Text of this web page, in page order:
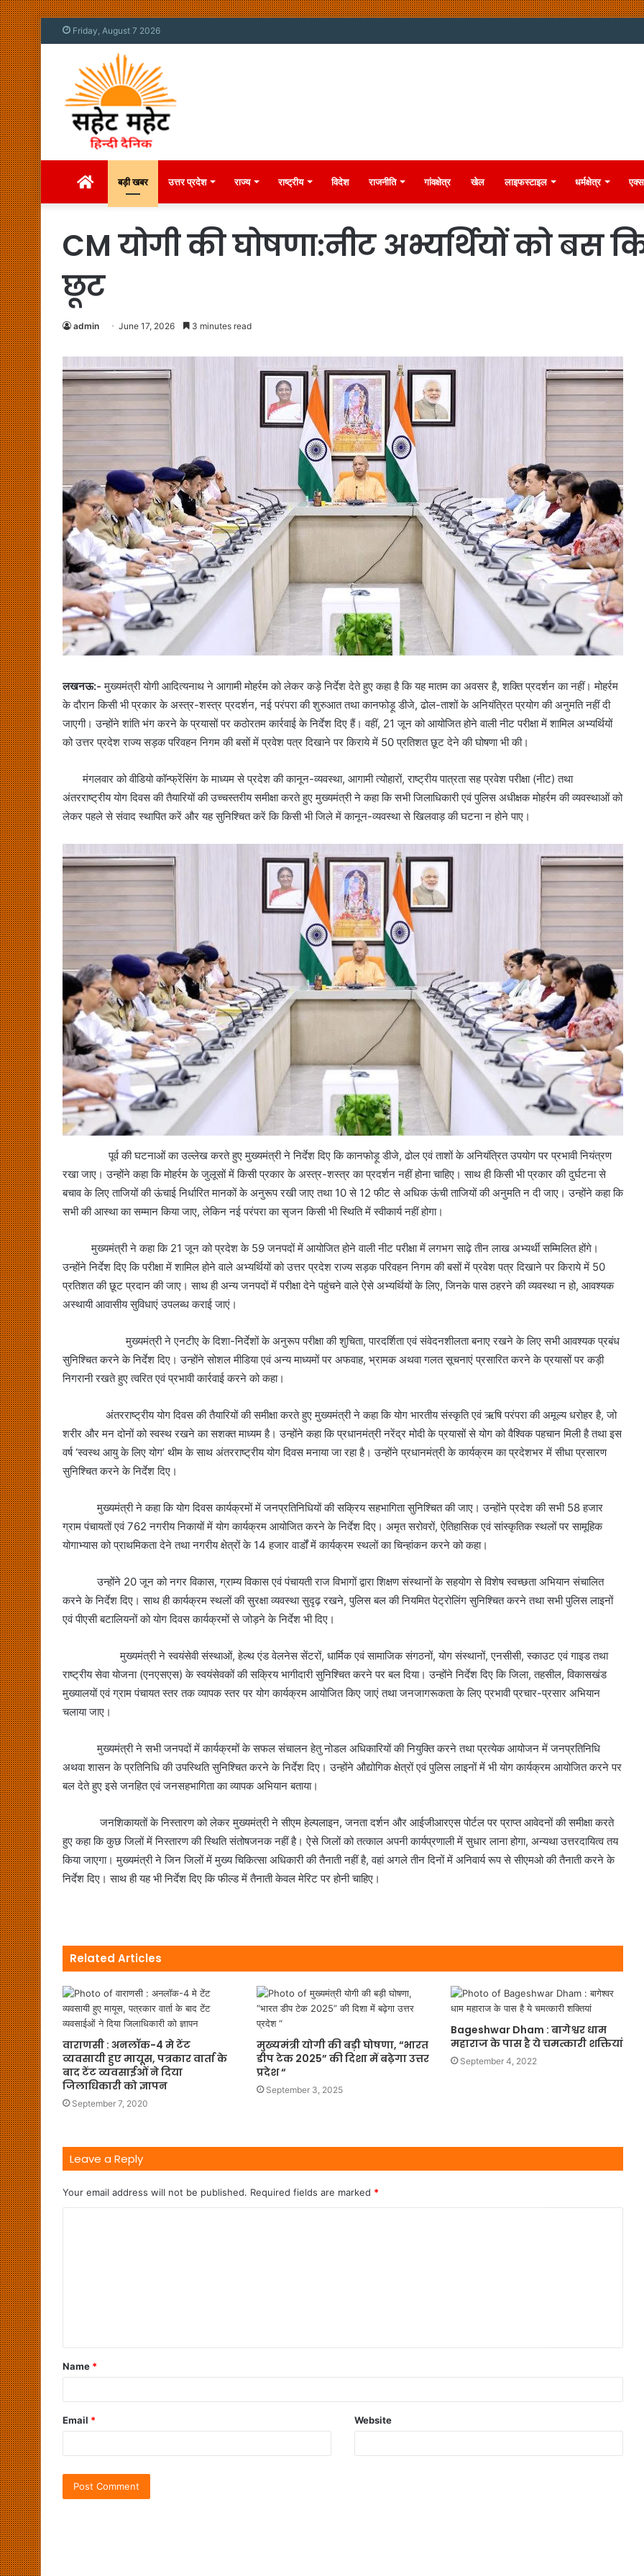
Friday, August 7 2026
Homeबड़ी खबर उत्तर प्रदेश राज्य राष्ट्रीय विदेश राजनीति गांवक्षेत्र खेल लाइफस्टाइल धर्मक्षेत्र
CM योगी की घोषणा:नीट अभ्यर्थियों को बस
छूट
admin June 17, 2026 3 minutes read
लखनऊ:-मुख्यमंत्री योगी आदित्यनाथ ने आगामी मोहर्रम को लेकर कड़े निर्देश देते हुए कहा है कि यह मातम का अवसर है, शक्ति प्रदर्शन का नहीं। मोहर्रम
के दौरान किसी भी प्रकार के अस्त्र-शस्त्र प्रदर्शन, नई परंपरा की शुरुआत तथा कानफोड़ू डीजे, ढोल-ताशों के अनियंत्रित प्रयोग की अनुमति नहीं दी
जाएगी। उन्होंने शांति भंग करने के प्रयासों पर कठोरतम कार्रवाई के निर्देश दिए हैं। वहीं, 21 जून को आयोजित होने वाली नीट परीक्षा में शामिल अभ्यर्थियों
को उत्तर प्रदेश राज्य सड़क परिवहन निगम की बसों में प्रवेश पत्र दिखाने पर किराये में 50 प्रतिशत छूट देने की घोषणा भी की।
मंगलवार को वीडियो कॉन्फ्रेंसिंग के माध्यम से प्रदेश की कानून-व्यवस्था, आगामी त्योहारों, राष्ट्रीय पात्रता सह प्रवेश परीक्षा (नीट) तथा
अंतरराष्ट्रीय योग दिवस की तैयारियों की उच्चस्तरीय समीक्षा करते हुए मुख्यमंत्री ने कहा कि सभी जिलाधिकारी एवं पुलिस अधीक्षक मोहर्रम की व्यवस्थाओं को
लेकर पहले से संवाद स्थापित करें और यह सुनिश्चित करें कि किसी भी जिले में कानून-व्यवस्था से खिलवाड़ की घटना न होने पाए।
पूर्व की घटनाओं का उल्लेख करते हुए मुख्यमंत्री ने निर्देश दिए कि कानफोड़ू डीजे, ढोल एवं ताशों के अनियंत्रित उपयोग पर प्रभावी नियंत्रण
रखा जाए। उन्होंने कहा कि मोहर्रम के जुलूसों में किसी प्रकार के अस्त्र-शस्त्र का प्रदर्शन नहीं होना चाहिए। साथ ही किसी भी प्रकार की दुर्घटना से
बचाव के लिए ताजियों की ऊंचाई निर्धारित मानकों के अनुरूप रखी जाए तथा 10 से 12 फीट से अधिक ऊंची ताजियों की अनुमति न दी जाए। उन्होंने कहा कि
सभी की आस्था का सम्मान किया जाए, लेकिन नई परंपरा का सृजन किसी भी स्थिति में स्वीकार्य नहीं होगा।
मुख्यमंत्री ने कहा कि 21 जून को प्रदेश के 59 जनपदों में आयोजित होने वाली नीट परीक्षा में लगभग साढ़े तीन लाख अभ्यर्थी सम्मिलित होंगे।
उन्होंने निर्देश दिए कि परीक्षा में शामिल होने वाले अभ्यर्थियों को उत्तर प्रदेश राज्य सड़क परिवहन निगम की बसों में प्रवेश पत्र दिखाने पर किराये में 50
प्रतिशत की छूट प्रदान की जाए। साथ ही अन्य जनपदों में परीक्षा देने पहुंचने वाले ऐसे अभ्यर्थियों के लिए, जिनके पास ठहरने की व्यवस्था न हो, आवश्यक
अस्थायी आवासीय सुविधाएं उपलब्ध कराई जाएं।
मुख्यमंत्री ने एनटीए के दिशा-निर्देशों के अनुरूप परीक्षा की शुचिता, पारदर्शिता एवं संवेदनशीलता बनाए रखने के लिए सभी आवश्यक प्रबंध
सुनिश्चित करने के निर्देश दिए। उन्होंने सोशल मीडिया एवं अन्य माध्यमों पर अफवाह, भ्रामक अथवा गलत सूचनाएं प्रसारित करने के प्रयासों पर कड़ी
निगरानी रखते हुए त्वरित एवं प्रभावी कार्रवाई करने को कहा।
अंतरराष्ट्रीय योग दिवस की तैयारियों की समीक्षा करते हुए मुख्यमंत्री ने कहा कि योग भारतीय संस्कृति एवं ऋषि परंपरा की अमूल्य धरोहर है, जो
शरीर और मन दोनों को स्वस्थ रखने का सशक्त माध्यम है। उन्होंने कहा कि प्रधानमंत्री नरेंद्र मोदी के प्रयासों से योग को वैश्विक पहचान मिली है तथा इस
वर्ष ‘स्वस्थ आयु के लिए योग’ थीम के साथ अंतरराष्ट्रीय योग दिवस मनाया जा रहा है। उन्होंने प्रधानमंत्री के कार्यक्रम का प्रदेशभर में सीधा प्रसारण
सुनिश्चित करने के निर्देश दिए।
मुख्यमंत्री ने कहा कि योग दिवस कार्यक्रमों में जनप्रतिनिधियों की सक्रिय सहभागिता सुनिश्चित की जाए। उन्होंने प्रदेश की सभी 58 हजार
ग्राम पंचायतों एवं 762 नगरीय निकायों में योग कार्यक्रम आयोजित करने के निर्देश दिए। अमृत सरोवरों, ऐतिहासिक एवं सांस्कृतिक स्थलों पर सामूहिक
योगाभ्यास को प्राथमिकता देने तथा नगरीय क्षेत्रों के 14 हजार वार्डों में कार्यक्रम स्थलों का चिन्हांकन करने को कहा।
उन्होंने 20 जून को नगर विकास, ग्राम्य विकास एवं पंचायती राज विभागों द्वारा शिक्षण संस्थानों के सहयोग से विशेष स्वच्छता अभियान संचालित
करने के निर्देश दिए। साथ ही कार्यक्रम स्थलों की सुरक्षा व्यवस्था सुदृढ़ रखने, पुलिस बल की नियमित पेट्रोलिंग सुनिश्चित करने तथा सभी पुलिस लाइनों
एवं पीएसी बटालियनों को योग दिवस कार्यक्रमों से जोड़ने के निर्देश भी दिए।
मुख्यमंत्री ने स्वयंसेवी संस्थाओं, हेल्थ एंड वेलनेस सेंटरों, धार्मिक एवं सामाजिक संगठनों, योग संस्थानों, एनसीसी, स्काउट एवं गाइड तथा
राष्ट्रीय सेवा योजना (एनएसएस) के स्वयंसेवकों की सक्रिय भागीदारी सुनिश्चित करने पर बल दिया। उन्होंने निर्देश दिए कि जिला, तहसील, विकासखंड
मुख्यालयों एवं ग्राम पंचायत स्तर तक व्यापक स्तर पर योग कार्यक्रम आयोजित किए जाएं तथा जनजागरूकता के लिए प्रभावी प्रचार-प्रसार अभियान
चलाया जाए।
मुख्यमंत्री ने सभी जनपदों में कार्यक्रमों के सफल संचालन हेतु नोडल अधिकारियों की नियुक्ति करने तथा प्रत्येक आयोजन में जनप्रतिनिधि
अथवा शासन के प्रतिनिधि की उपस्थिति सुनिश्चित करने के निर्देश दिए। उन्होंने औद्योगिक क्षेत्रों एवं पुलिस लाइनों में भी योग कार्यक्रम आयोजित करने पर
बल देते हुए इसे जनहित एवं जनसहभागिता का व्यापक अभियान बताया।
जनशिकायतों के निस्तारण को लेकर मुख्यमंत्री ने सीएम हेल्पलाइन, जनता दर्शन और आईजीआरएस पोर्टल पर प्राप्त आवेदनों की समीक्षा करते
हुए कहा कि कुछ जिलों में निस्तारण की स्थिति संतोषजनक नहीं है। ऐसे जिलों को तत्काल अपनी कार्यप्रणाली में सुधार लाना होगा, अन्यथा उत्तरदायित्व तय
किया जाएगा। मुख्यमंत्री ने जिन जिलों में मुख्य चिकित्सा अधिकारी की तैनाती नहीं है, वहां अगले तीन दिनों में अनिवार्य रूप से सीएमओ की तैनाती करने के
निर्देश दिए। साथ ही यह भी निर्देश दिए कि फील्ड में तैनाती केवल मेरिट पर होनी चाहिए।
Related Articles
वाराणसी : अनलॉक-4 मे टेंट
व्यवसायी हुए मायूस, पत्रकार वार्ता के
बाद टेंट व्यवसाईओं ने दिया
जिलाधिकारी को ज्ञापन
September 7, 2020
मुख्यमंत्री योगी की बड़ी घोषणा, “भारत
डीप टेक 2025” की दिशा में बढ़ेगा उत्तर
प्रदेश “
September 3, 2025
Bageshwar Dham : बागेश्वर धाम
महाराज के पास है ये चमत्कारी शक्तियां
September 4, 2022
Leave a Reply
Your email address will not be published. Required fields are marked *
Name *
Email * Website